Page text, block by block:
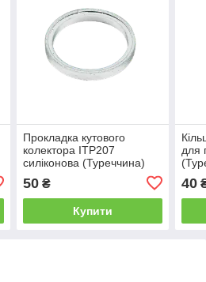
Прокладка кутового
колектора ITP207
силіконова (Туреччина)
50₴
Купити
для
40